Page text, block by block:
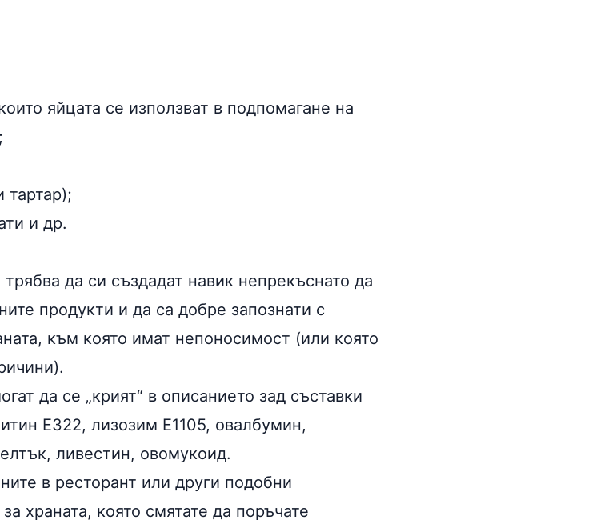
яйцата се използват в подпомагане на
тартар);
и др.
да си създадат навик непрекъснато да
продукти и да са добре запознати с
към която имат непоносимост (или която
да се „крият“ в описанието зад съставки
Е322, лизозим Е1105, овалбумин,
ливестин, овомукоид.
в ресторант или други подобни
храната, която смятате да поръчате